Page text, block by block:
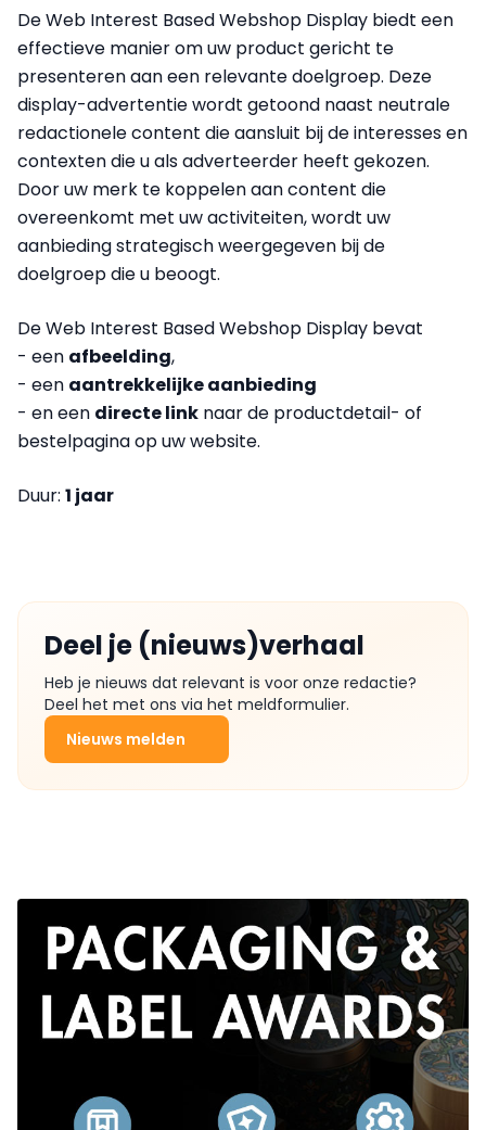
De Web Interest Based Webshop Display biedt een
effectieve manier om uw product gericht te
presenteren aan een relevante doelgroep. Deze
display-advertentie wordt getoond naast neutrale
redactionele content die aansluit bij de interesses en
contexten die u als adverteerder heeft gekozen.
Door uw merk te koppelen aan content die
overeenkomt met uw activiteiten, wordt uw
aanbieding strategisch weergegeven bij de
doelgroep die u beoogt.
De Web Interest Based Webshop Display bevat
- een afbeelding,
- een aantrekkelijke aanbieding
- en een directe link naar de productdetail- of
bestelpagina op uw website.
Duur: 1 jaar
Deel je (nieuws)verhaal
Heb je nieuws dat relevant is voor onze redactie?
Deel het met ons via het meldformulier.
Nieuws melden